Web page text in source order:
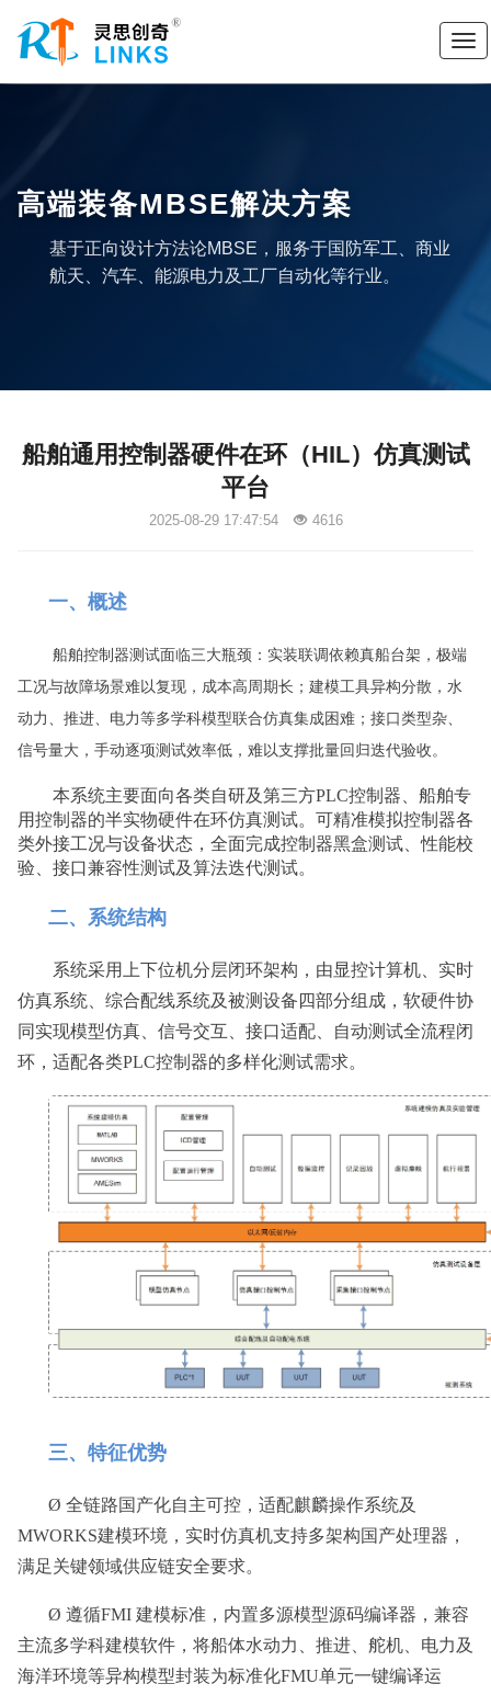
高端装备MBSE解决方案
基于正向设计方法论MBSE，服务于国防军工、商业
航天、汽车、能源电力及工厂自动化等行业。
船舶通用控制器硬件在环（HIL）仿真测试
平台
2025-08-29 17:47:54 4616
一、概述
船舶控制器测试面临三大瓶颈：实装联调依赖真船台架，极端
工况与故障场景难以复现，成本高周期长；建模工具异构分散，水
动力、推进、电力等多学科模型联合仿真集成困难；接口类型杂、
信号量大，手动逐项测试效率低，难以支撑批量回归迭代验收。
本系统主要面向各类自研及第三方PLC控制器、船舶专
用控制器的半实物硬件在环仿真测试。可精准模拟控制器各
类外接工况与设备状态，全面完成控制器黑盒测试、性能校
验、接口兼容性测试及算法迭代测试。
二、系统结构
系统采用上下位机分层闭环架构，由显控计算机、实时
仿真系统、综合配线系统及被测设备四部分组成，软硬件协
同实现模型仿真、信号交互、接口适配、自动测试全流程闭
环，适配各类PLC控制器的多样化测试需求。
三、特征优势
Ø 全链路国产化自主可控，适配麒麟操作系统及
MWORKS建模环境，实时仿真机支持多架构国产处理器，
满足关键领域供应链安全要求。
Ø 遵循FMI 建模标准，内置多源模型源码编译器，兼容
主流多学科建模软件，将船体水动力、推进、舵机、电力及
海洋环境等异构模型封装为标准化FMU单元一键编译运